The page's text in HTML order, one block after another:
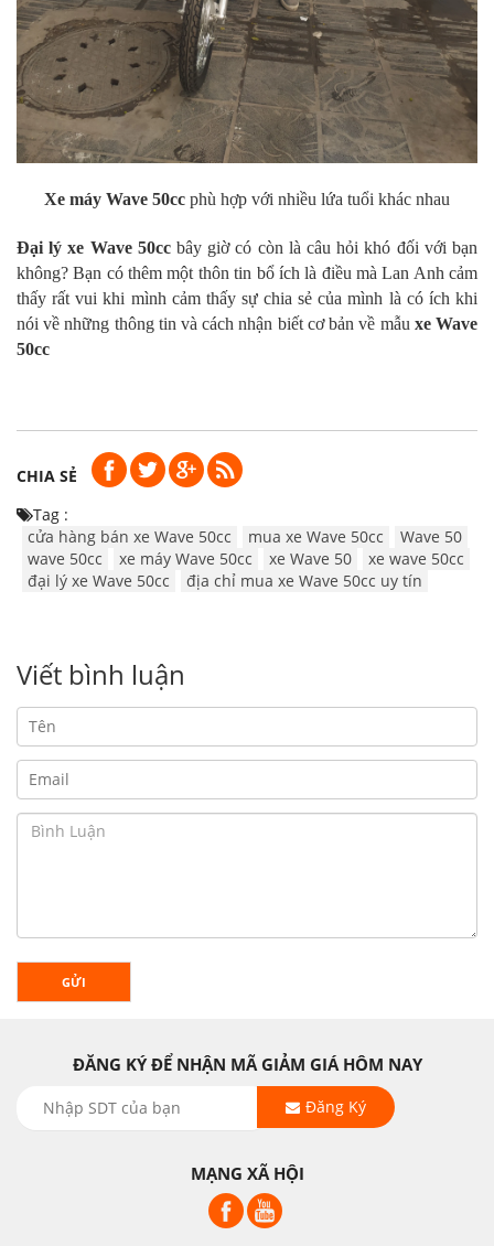
Xe máy Wave 50cc phù hợp với nhiều lứa tuổi khác nhau
Đại lý xe Wave 50ccbây giờ có còn là câu hỏi khó đối với bạn
không? Bạn có thêm một thôn tin bổ ích là điều mà Lan Anh cảm
thấy rất vui khi mình cảm thấy sự chia sẻ của mình là có ích khi
nói về những thông tin và cách nhận biết cơ bản về mẫu xe Wave
50cc
CHIA SẺ
Tag :
cửa hàng bán xe Wave 50cc
mua xe Wave 50cc
Wave 50
wave 50cc
xe máy Wave 50cc xe Wave 50
xe wave 50cc
đại lý xe Wave 50cc
địa chỉ mua xe Wave 50cc uy tín
Viết bình luận
GỬI
ĐĂNG KÝ ĐỂ NHẬN MÃ GIẢM GIÁ HÔM NAY
Đăng Ký
MẠNG XÃ HỘI